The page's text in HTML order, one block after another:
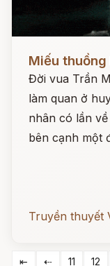
Đọc ngay
Miếu thuồng
Đời vua Trần
làm quan ở
nhân có lần
bên cạnh một
Truyền thuyết
⇤ ⇠ 11 12